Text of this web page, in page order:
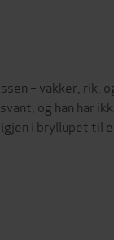
– vakker, rik,
og han har
i bryllupet til